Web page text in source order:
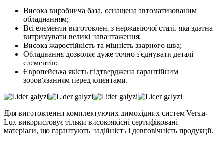
Висока виробнича база, оснащена автоматизованим
обладнанням;
Всі елементи виготовлені з нержавіючої сталі, яка здатна
витримувати великі навантаження;
Висока жаростійкість та міцність зварного шва;
Обладнання дозволяє дуже точно з'єднувати деталі
елементів;
Європейська якість підтверджена гарантійним
зобов'язанням перед клієнтами.
Для виготовлення комплектуючих димохідних систем Versia-
Lux використовує тільки високоякісні сертифіковані
матеріали, що гарантують надійність і довговічність продукції.